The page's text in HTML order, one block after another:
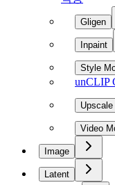
Gligen
Inpaint
Style
unCLIP
Video
Image
Latent